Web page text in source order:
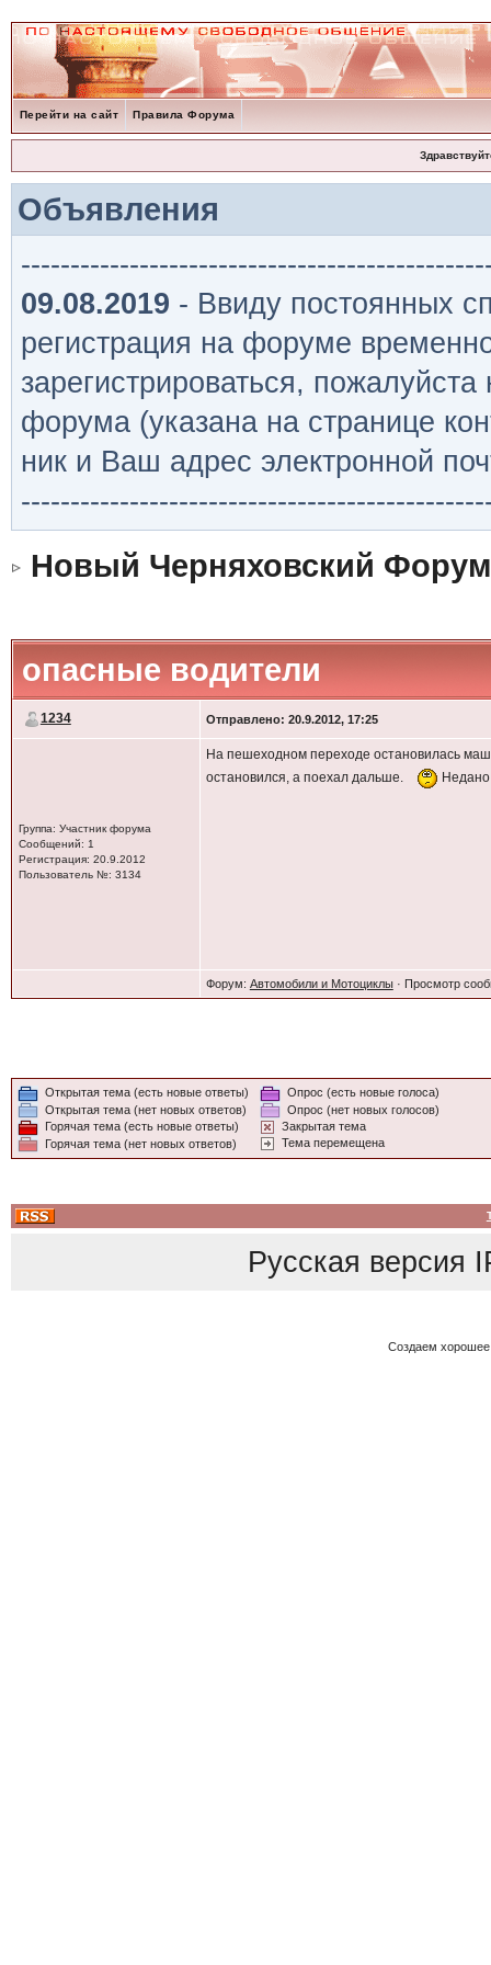
Перейти на сайт Правила Форума
Объявления
09.08.2019 - Ввиду постоянных
регистрация на форуме
зарегистрироваться,
форума (указана на странице
ник и Ваш адрес электронной
Новый Черняховский Форум
опасные водители
1234 Отправлено: 20.9.2012, 17:25
Группа: Участник форума
Сообщений: 1
Регистрация: 20.9.2012
Пользователь №: 3134
На пешеходном переходе остановилась
остановился, а поехал дальше.
Недано
Форум: Автомобили и Мотоциклы· Просмотр
Открытая тема (есть новые ответы)
Открытая тема (нет новых ответов)
Горячая тема (есть новые ответы)
Горячая тема (нет новых ответов)
Опрос (есть новые голоса)
Опрос (нет новых голосов)
Закрытая тема
Тема перемещена
Русская версия
Создаем